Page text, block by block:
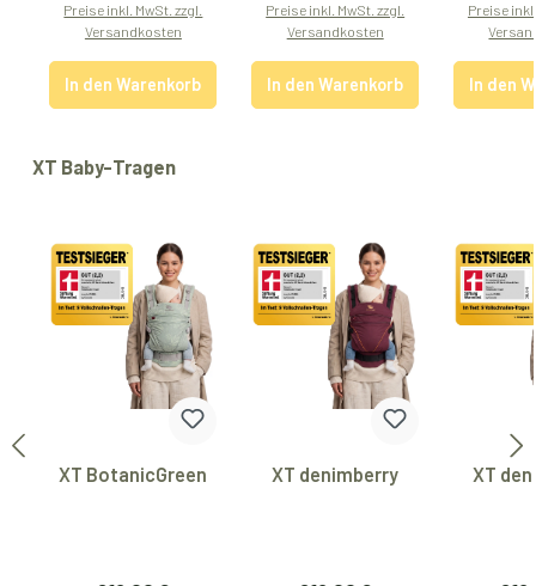
Preise inkl. MwSt. zzgl.
Versandkosten
In den Warenkorb
Preise inkl. MwSt. zzgl.
Versandkosten
In den Warenkorb
Preise
In den
Produktgalerie überspringen
XT Baby-Tragen
XT BotanicGreen XT denimberry XT